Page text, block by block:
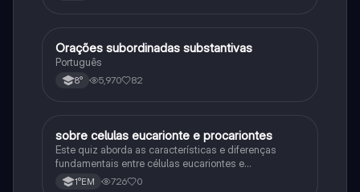
Português
Orações subordinadas substantivas
Português
8° 5,970 82
Biologia
sobre celulas eucarionte e procariontes
Este quiz aborda as características e diferenças
fundamentais entre células eucariontes e
procariontes.
1°EM 726 0